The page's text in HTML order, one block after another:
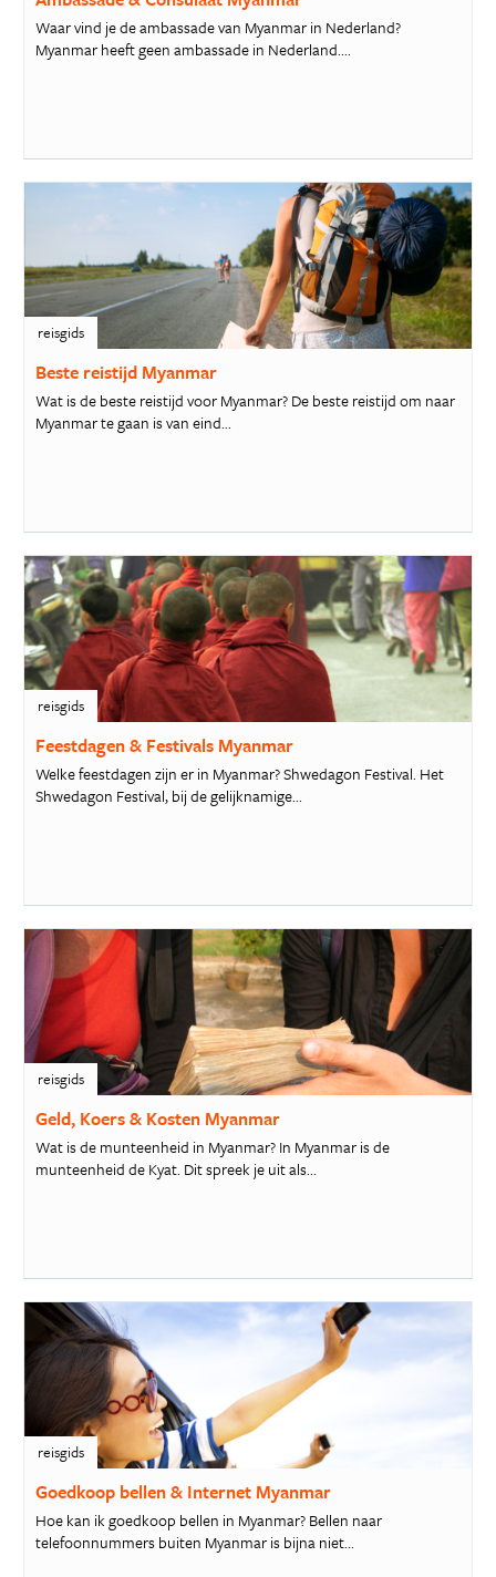
Waar vind je de ambassade van Myanmar in Nederland?
Myanmar heeft geen ambassade in Nederland....
reisgids
Beste reistijd Myanmar
Wat is de beste reistijd voor Myanmar? De beste reistijd om naar
Myanmar te gaan is van eind...
reisgids
Feestdagen & Festivals Myanmar
Welke feestdagen zijn er in Myanmar? Shwedagon Festival. Het
Shwedagon Festival, bij de gelijknamige...
reisgids
Geld, Koers & Kosten Myanmar
Wat is de munteenheid in Myanmar? In Myanmar is de
munteenheid de Kyat. Dit spreek je uit als...
reisgids
Goedkoop bellen & Internet Myanmar
Hoe kan ik goedkoop bellen in Myanmar? Bellen naar
telefoonnummers buiten Myanmar is bijna niet...